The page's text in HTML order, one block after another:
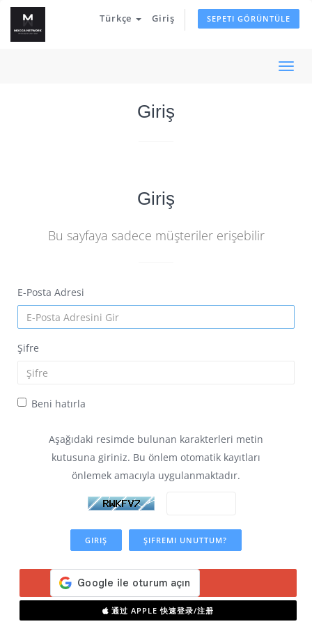
Türkçe Giriş SEPETI GÖRÜNTÜLE
Giriş
Giriş
Bu sayfaya sadece müşteriler erişebilir
E-Posta Adresi
Şifre
Beni hatırla
Aşağıdaki resimde bulunan karakterleri metin
kutusuna giriniz. Bu önlem otomatik kayıtları
önlemek amacıyla uygulanmaktadır.
ŞIFREMI UNUTTUM?
通过 APPLE 快速登录/注册